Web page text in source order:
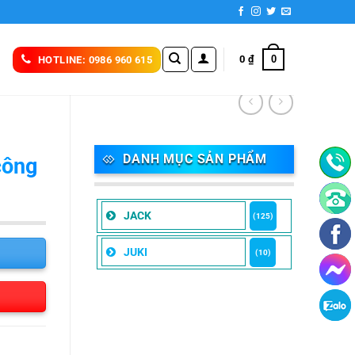
HOTLINE: 0986 960 615 0 ₫ 0
DANH MỤC SẢN PHẨM
JACK (125)
JUKI (10)